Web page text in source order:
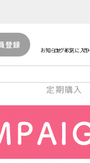
登録
定期購入